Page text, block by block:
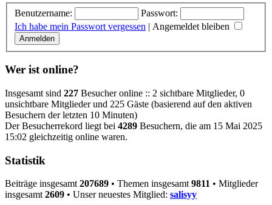
Benutzername:
Passwort:
Ich habe mein Passwort vergessen | Angemeldet bleiben
Wer ist online?
Insgesamt sind 227 Besucher online :: 2 sichtbare Mitglieder, 0
unsichtbare Mitglieder und 225 Gäste (basierend auf den aktiven
Besuchern der letzten 10 Minuten)
Der Besucherrekord liegt bei 4289 Besuchern, die am 15 Mai 2025
15:02 gleichzeitig online waren.
Statistik
Beiträge insgesamt 207689 • Themen insgesamt 9811 • Mitglieder
insgesamt 2609 • Unser neuestes Mitglied: salisyy